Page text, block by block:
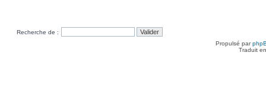
Recherche de :
Propulsé par
Traduit